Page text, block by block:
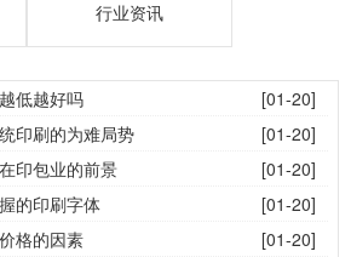
行业资讯
低越好吗
[01-20]
印刷的为难局势
[01-20]
印包业的前景
[01-20]
的印刷字体
[01-20]
格的因素
[01-20]